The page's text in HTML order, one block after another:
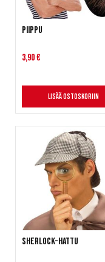
Piippu
3,90 €
Lisää ostoskoriin
Sherlock-hattu